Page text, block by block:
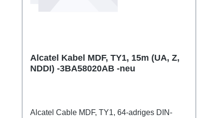
Alcatel Kabel MDF, TY1, 15m (UA‚ Z‚
NDDI) -3BA58020AB -neu
Alcatel Cable MDF, TY1, 64-adriges DIN-